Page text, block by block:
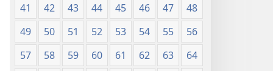
41
42 43 44 45 46 47
48
49
50 51 52 53 54 55
56
57
58 59 60 61 62 63
64